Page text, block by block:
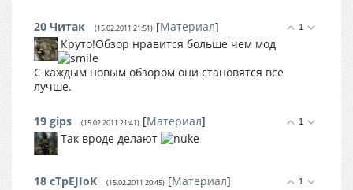
1
20 Читак (15.02.2011 21:51) [Материал]
Круто!Обзор нравится больше чем мод
С каждым новым обзором они становятся всё
лучше.
1
19 gips (15.02.2011 21:41) [Материал]
Так вроде делают
1
18 cTpEJIoK (15.02.2011 20:45) [Материал]